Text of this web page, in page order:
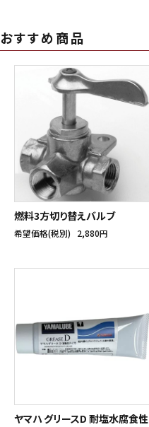
おすすめ商品
燃料3方切り替えバルブ
希望価格(税別) 2,880円
ヤマハ グリースD 耐塩水腐食性